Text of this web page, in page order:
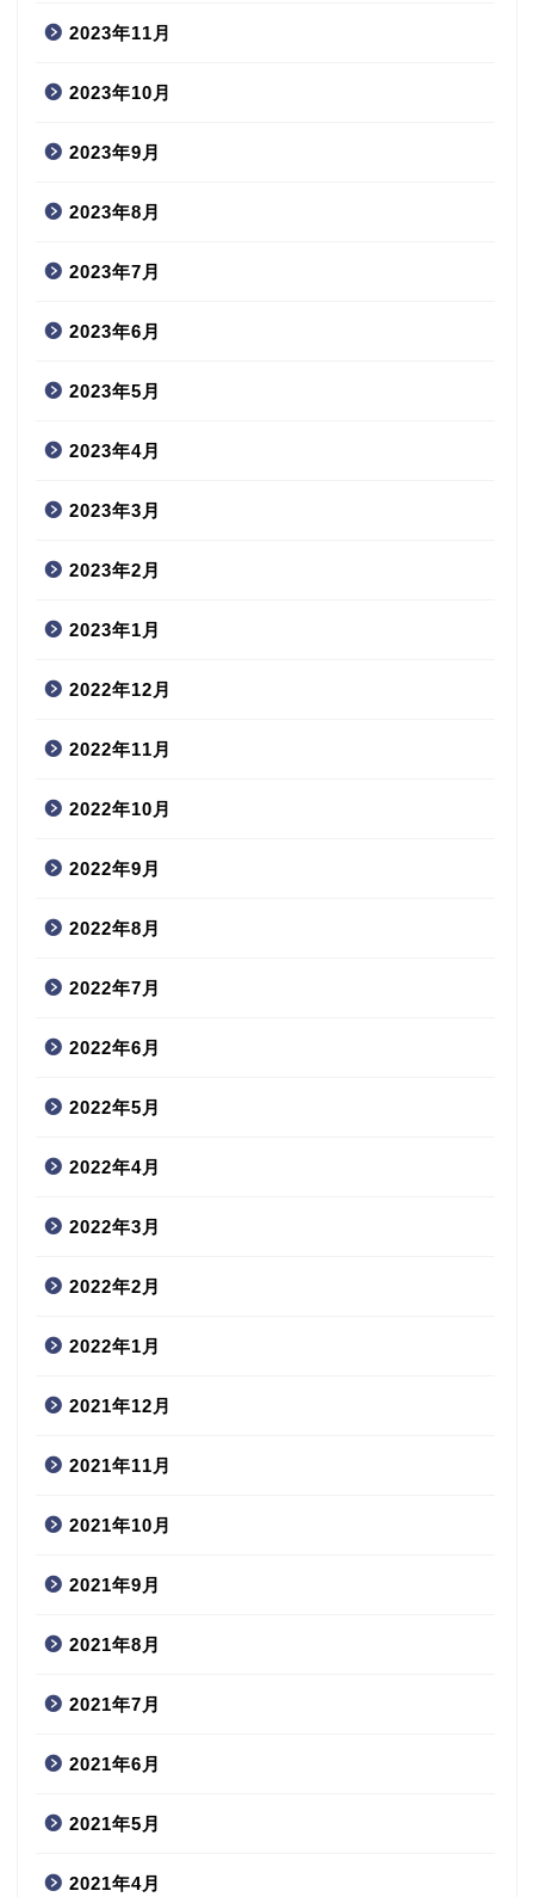
2023年11月
2023年10月
2023年9月
2023年8月
2023年7月
2023年6月
2023年5月
2023年4月
2023年3月
2023年2月
2023年1月
2022年12月
2022年11月
2022年10月
2022年9月
2022年8月
2022年7月
2022年6月
2022年5月
2022年4月
2022年3月
2022年2月
2022年1月
2021年12月
2021年11月
2021年10月
2021年9月
2021年8月
2021年7月
2021年6月
2021年5月
2021年4月